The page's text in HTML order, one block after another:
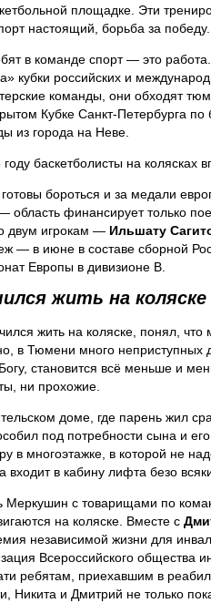
площадке. Эти
настоящий, борьба за победу.
в команде спорт — это
кубки российских и
команды, они обходят
Кубке Санкт-Петербурга
из города на Неве.
баскетболисты на колясках
бороться и за медали
область финансирует только
двум игрокам — Ильшату
— в июне в составе сборной
Европы в дивизионе B.
жить на коляске
жить на коляске, понял,
в Тюмени много неприступных
становится всё меньше и
ни прохожие.
доме, где парень жил
под потребности сына и
в многоэтажке, в которой не
входит в кабину лифта безо
Меркушин с товарищами по
на коляске. Вместе c
независимой жизни для
Всероссийского общества
ребятам, приехавшим в
Никита и Дмитрий не только